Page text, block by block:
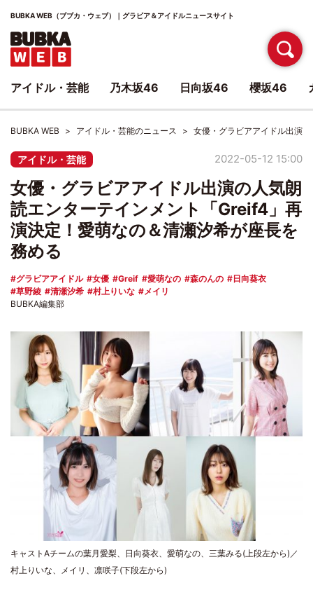
BUBKA WEB（ブブカ・ウェブ）｜グラビア＆アイドルニュースサイト
BUBKA WEB アイドル・芸能のニュース 女優・グラビアアイドル出演
アイドル・芸能 2022-05-12 15:00
女優・グラビアアイドル出演の人気朗
読エンターテインメント「Greif4」再
演決定！愛萌なの＆清瀬汐希が座長を
務める
グラビアアイドル 女優 Greif 愛萌なの 森のんの
日向葵衣
草野綾
清瀬汐希 村上りいな
メイリ
BUBKA編集部
キャストAチームの葉月愛梨、日向葵衣、愛萌なの、三葉みる(上段左から)／
村上りいな、メイリ、凛咲子(下段左から)
アイドル・芸能 乃木坂46 日向坂46 櫻坂46